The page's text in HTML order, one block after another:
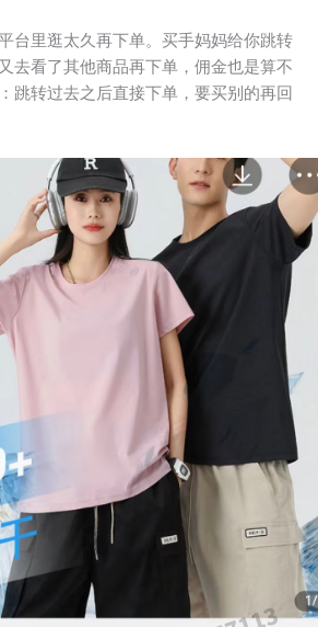
台里逛太久再下单。买手妈妈给你跳转
去看了其他商品再下单，佣金也是算不
跳转过去之后直接下单，要买别的再回